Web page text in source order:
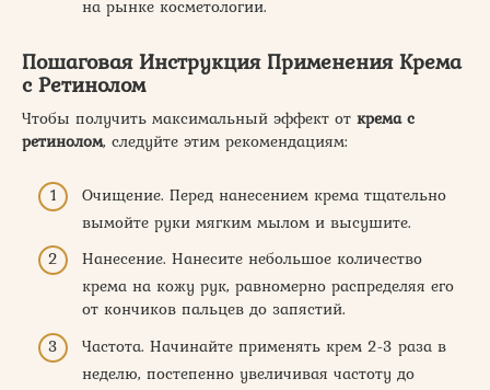
на рынке косметологии.
Пошаговая Инструкция Применения Крема
с Ретинолом
Чтобы получить максимальный эффект от крема с
ретинолом, следуйте этим рекомендациям:
Очищение. Перед нанесением крема тщательно
вымойте руки мягким мылом и высушите.
Нанесение. Нанесите небольшое количество
крема на кожу рук, равномерно распределяя его
от кончиков пальцев до запястий.
Частота. Начинайте применять крем 2-3 раза в
неделю, постепенно увеличивая частоту до